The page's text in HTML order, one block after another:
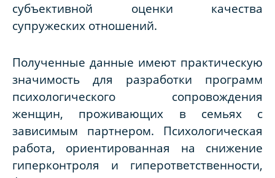
субъективной оценки качества
супружеских отношений.
Полученные данные имеют практическую
значимость для разработки программ
психологического сопровождения
женщин, проживающих в семьях с
зависимым партнером. Психологическая
работа, ориентированная на снижение
гиперконтроля и гиперответственности,